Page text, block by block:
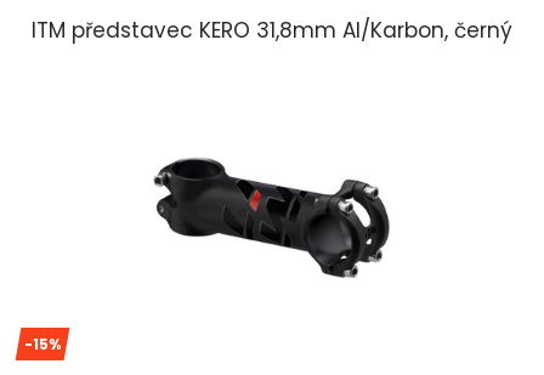
ITM představec KERO 31,8mm Al/Karbon, černý
-15%